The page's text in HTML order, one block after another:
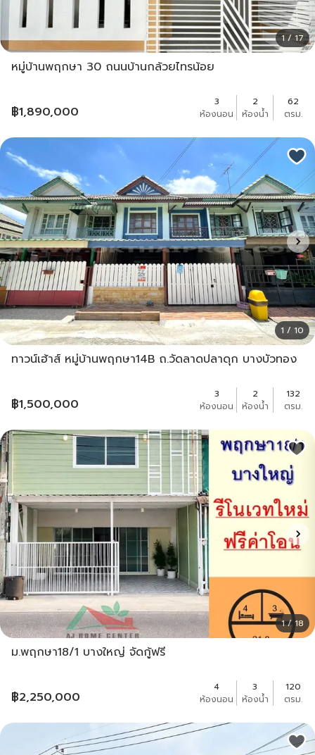
1 / 17
หมู่บ้านพฤกษา 30 ถนนบ้านกล้วยไทรน้อย
฿1,890,000
3
ห้องนอน
2
ห้องน้ำ
62
ตรม.
1 / 10
ทาวน์เฮ้าส์ หมู่บ้านพฤกษา14B ถ.วัดลาดปลาดุก บางบัวทอง
฿1,500,000
3
ห้องนอน
2
ห้องน้ำ
132
ตรม.
1 / 18
ม.พฤกษา18/1 บางใหญ่ จัดกู้ฟรี
฿2,250,000
4
ห้องนอน
3
ห้องน้ำ
120
ตรม.